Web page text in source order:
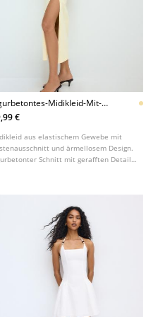
Midikleid-Mit-
€
aus elastischem Gewebe mit
und ärmellosem Design.
Schnitt mit gerafften Details